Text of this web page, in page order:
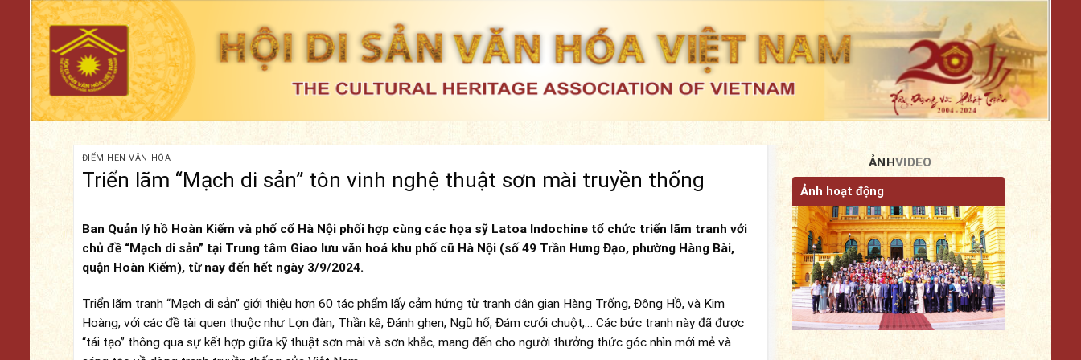
Skip
to
content
ĐIỂM HẸN VĂN HÓA
Triển lãm “Mạch di sản” tôn vinh nghệ thuật sơn mài truyền thống
Ban Quản lý hồ Hoàn Kiếm và phố cổ Hà Nội phối hợp cùng các họa sỹ Latoa Indochine tổ chức triển lãm tranh với
chủ đề “Mạch di sản” tại Trung tâm Giao lưu văn hoá khu phố cũ Hà Nội (số 49 Trần Hưng Đạo, phường Hàng Bài,
quận Hoàn Kiếm), từ nay đến hết ngày 3/9/2024.
Triển lãm tranh “Mạch di sản” giới thiệu hơn 60 tác phẩm lấy cảm hứng từ tranh dân gian Hàng Trống, Đông Hồ, và Kim
Hoàng, với các đề tài quen thuộc như Lợn đàn, Thần kê, Đánh ghen, Ngũ hổ, Đám cưới chuột,… Các bức tranh này đã được
“tái tạo” thông qua sự kết hợp giữa kỹ thuật sơn mài và sơn khắc, mang đến cho người thưởng thức góc nhìn mới mẻ và
ẢNHVIDEO
Ảnh hoạt động